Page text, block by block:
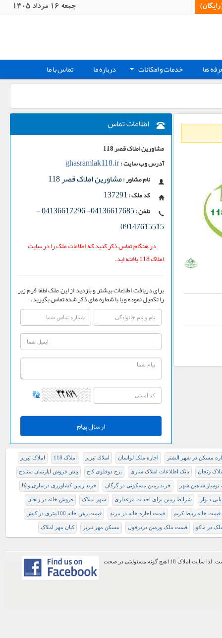
جمعه 16 مرداد 1405
ها + خدمات و امکانات درباره ما تماس با ما
اطلاعات تماس
مشاورین املاک قصر 118
آدرس وب سایت :ghasramlak118.ir
نام مشاور :مشاورین املاک قصر 118
کد ملک :137291
تلفن :04136617685- 04136617296
-
09147615515
در هنگام تماس ذکر کنید که اطلاعات ملک را در سایت
املاک 118 یافته اید.
برای دریافت اطلاعات بیشتر و بازدید از این ملک لطفا فرم زیر
را تکمیل نموده و یا با شماره های ذکر شده تماس بگیرید.
ارسال پیام
مسکن در شهر الشتر اجاره ملک لواسان املاك تبريز املاک 118 املاک تبریز
زنجان بانک اطلاعات املاک ساری برج دوقلوی کاج پیش فروش اپارتمان سنندج
نوساز شاهین شهر خرید زمین مسکونی در گرگان خرید زمین کشاورزی درساری ونکا
دیوار شرایط زمین برای احداث مرغداری شهر املاک فروش خانه در زنجان
قيمت خانه رباط كريم قیمت اجاره خانه در مرند قیمت رهن خانه 100متری در کیش
در ماکو قیمت ملک وزمین دردزفول مسكن مهر تبريز کیان مهر املاک
اطلاعات موجود در این وب سایت از طریق کاربران عمومی سایت ثبت شده است. لذا سایت املاک 118هیچ گونه مسئولیتی در صحت